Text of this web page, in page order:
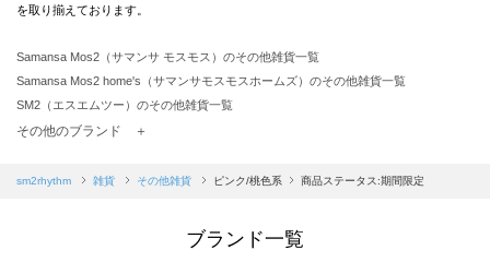
を取り揃えております。
Samansa Mos2（サマンサ モスモス）のその他雑貨一覧
Samansa Mos2 home's（サマンサモスモスホームズ）のその他雑貨一覧
SM2（エスエムツー）のその他雑貨一覧
TSUHARU by Samansa Mos2（ツハルバイサマンサモスモス）のその他雑貨一覧
Samansa Mos2 blue（サマンサモスモス ブルー）のその他雑貨一覧
sō4ū（ソウフォーユー）のその他雑貨一覧
その他のブランド ＋
sm2rhythm 雑貨 その他雑貨 ピンク/桃色系 商品ステータス:期間限定
ブランド一覧